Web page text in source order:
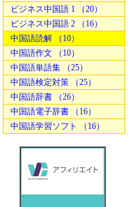
ビジネス中国語 1 （20）
ビジネス中国語 2 （16）
中国語読解 （10）
中国語作文 （10）
中国語単語集 （25）
中国語検定対策 （25）
中国語辞書 （26）
中国語電子辞書 （16）
中国語学習ソフト （16）